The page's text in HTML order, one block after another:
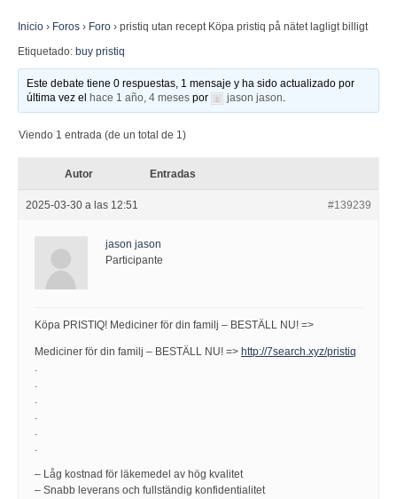
Inicio › Foros › Foro › pristiq utan recept Köpa pristiq på nätet lagligt billigt
Etiquetado: buy pristiq
Este debate tiene 0 respuestas, 1 mensaje y ha sido actualizado por
última vez el
hace 1 año, 4 meses por jason jason.
Viendo 1 entrada (de un total de 1)
Autor Entradas
2025-03-30 a las 12:51 #139239
jason jason
Participante
Köpa PRISTIQ! Mediciner för din familj – BESTÄLL NU! =>
Mediciner för din familj – BESTÄLL NU! => http://7search.xyz/pristiq
.
.
.
.
.
.
– Låg kostnad för läkemedel av hög kvalitet
– Snabb leverans och fullständig konfidentialitet